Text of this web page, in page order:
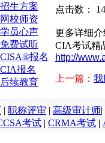
招生方案
网校师资
学员心声
免费试听
CISA®报名
CIA报名
后续教育
| 职称评审 | 高级审计师|
考试 | CRMA考试 |
点击数：
更多详细介
CIA考试精
http://
上一篇：